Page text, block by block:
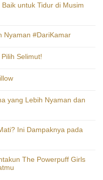
untuk Tidur di Musim
Nyaman #DariKamar
Selimut!
yang Lebih Nyaman dan
Ini Dampaknya pada
The Powerpuff Girls